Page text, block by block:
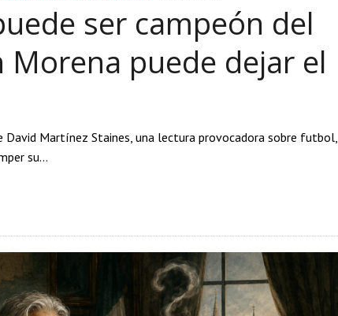
ser campeón del
puede dejar el
Martínez Staines, una lectura provocadora sobre futbol,
su…